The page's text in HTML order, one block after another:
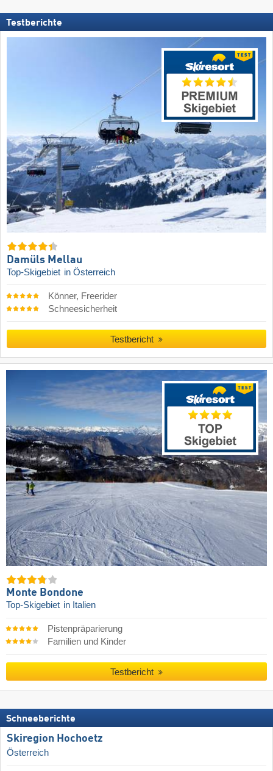
Testberichte
Damüls Mellau
Top-Skigebiet in Österreich
Könner, Freerider
Schneesicherheit
Testbericht
Monte Bondone
Top-Skigebiet in Italien
Pistenpräparierung
Familien und Kinder
Testbericht
Schneeberichte
Skiregion Hochoetz
Österreich